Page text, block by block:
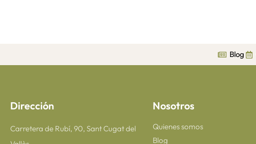
Blog
Dirección
Carretera de Rubí, 90, Sant Cugat del
Nosotros
Quienes somos
Blog